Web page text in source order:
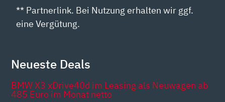
** Partnerlink. Bei Nutzung erhalten wir ggf.
eine Vergütung.
Neueste Deals
BMW X3 xDrive40d im Leasing als Neuwagen ab
485 Euro im Monat netto